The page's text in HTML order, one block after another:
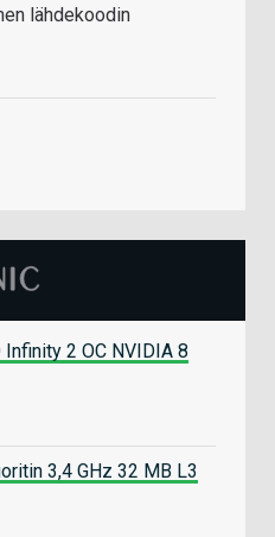
lähdekoodin
Infinity 2 OC NVIDIA 8
3,4 GHz 32 MB L3